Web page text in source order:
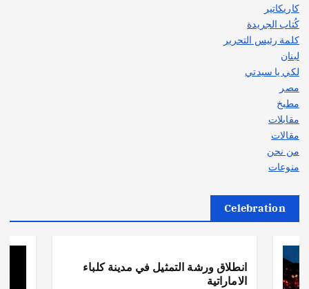
كاريكاتير
كُتاب الجريدة
كلمة رئيس التحرير
لبنان
لكي يا سيدتي
مصر
مطبخ
مقابلات
مقالات
من نحن
منوعات
Celebration
انطلاق ورشة التمثيل في مدينة كلباء
الاماراتية